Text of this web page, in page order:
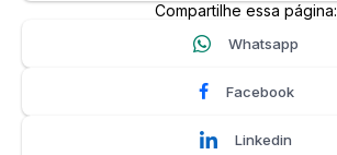
Compartilhe essa página:
Whatsapp
Facebook
Linkedin